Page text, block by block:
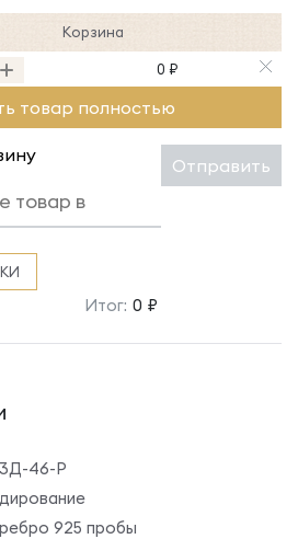
Корзина
0 ₽
товар полностью
Отправить
Итог: 0 ₽
46-Р
925 пробы